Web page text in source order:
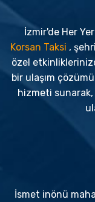
İzmir'de Her
Korsan Taksi ,
özel
bir ulaşım
hizmeti
İsmet inönü